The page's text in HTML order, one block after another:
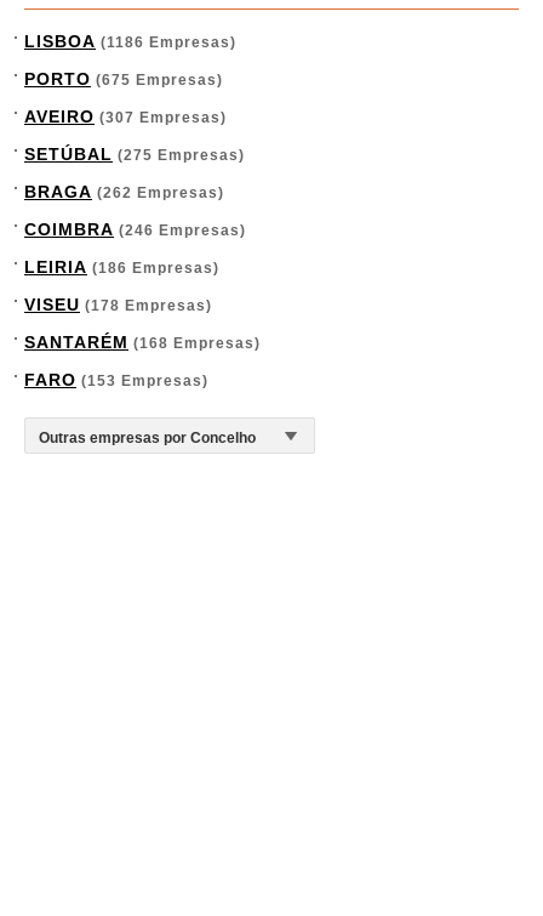
LISBOA (1186 Empresas)
PORTO (675 Empresas)
AVEIRO (307 Empresas)
SETÚBAL (275 Empresas)
BRAGA (262 Empresas)
COIMBRA (246 Empresas)
LEIRIA (186 Empresas)
VISEU (178 Empresas)
SANTARÉM (168 Empresas)
FARO (153 Empresas)